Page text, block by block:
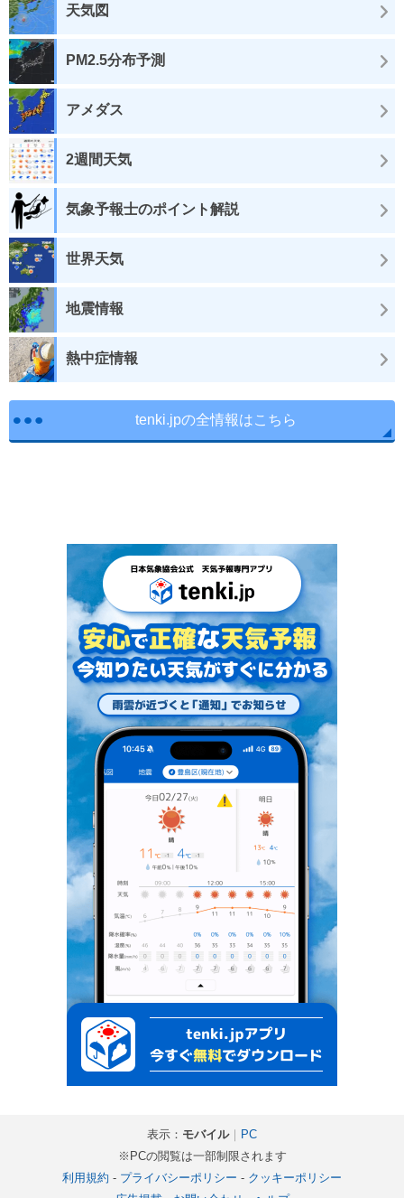
天気図
PM2.5分布予測
アメダス
2週間天気
気象予報士のポイント解説
世界天気
地震情報
熱中症情報
tenki.jpの全情報はこちら
表示： モバイル｜
PC
※PCの閲覧は一部制限されます
利用規約 - プライバシーポリシー - クッキーポリシー